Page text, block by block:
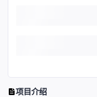
项目介绍